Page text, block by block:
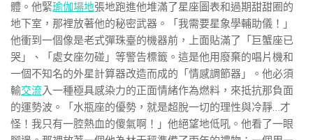
體。他緊瑜伽場地張地跑進他堆滿了星座圖表和過期甜甜圈的
地下室，那裡放著他的秘密武器。「我需要星象學輔助儀！」
他衝到一個像是老式彈珠臺的機器前，上面貼滿了「巨蟹座已
哭」、「處女座勿碰」等警告標籤。這是他用廢棄的唱片機和
一個不知名的外星計算器改造而成的「情感調節器」。他必須
輸交流入一種極具感染力的正面情緒作為燃料，來抵抗那負面
的運勢波。「水瓶座的優勢，就是超脫一切的理性與冷靜…才
怪！我只有一腔熱血的傻氣啊！」他絕望地低吼。他看了一眼